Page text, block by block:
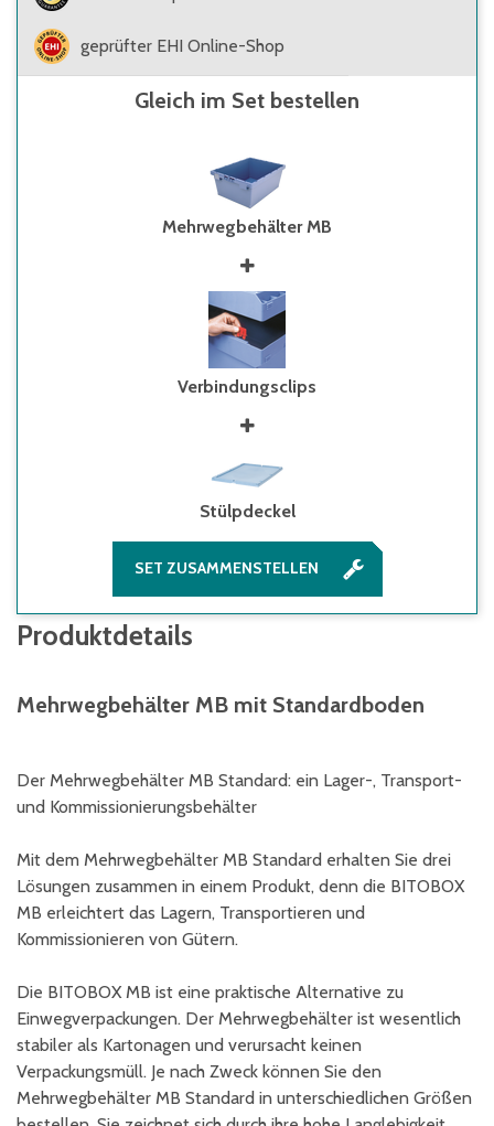
geprüfter EHI Online-Shop
Gleich im Set bestellen
Mehrwegbehälter MB
Verbindungsclips
Stülpdeckel
SET ZUSAMMENSTELLEN
Produktdetails
Mehrwegbehälter MB mit Standardboden
Der Mehrwegbehälter MB Standard: ein Lager-, Transport-
und Kommissionierungsbehälter
Mit dem Mehrwegbehälter MB Standard erhalten Sie drei
Lösungen zusammen in einem Produkt, denn die BITOBOX
MB erleichtert das Lagern, Transportieren und
Kommissionieren von Gütern.
Die BITOBOX MB ist eine praktische Alternative zu
Einwegverpackungen. Der Mehrwegbehälter ist wesentlich
stabiler als Kartonagen und verursacht keinen
Verpackungsmüll. Je nach Zweck können Sie den
Mehrwegbehälter MB Standard in unterschiedlichen Größen